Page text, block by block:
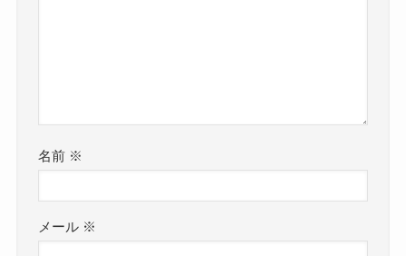
名前 ※
メール ※